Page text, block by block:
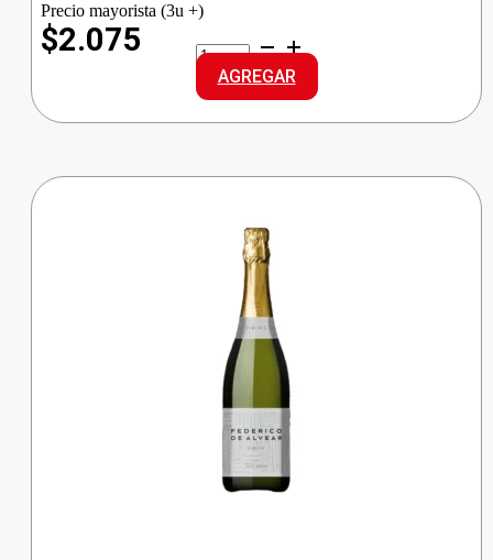
Precio mayorista (3u +)
$2.075
CABARCENO
VINO
TINTO
DCE
cantidad
AGREGAR